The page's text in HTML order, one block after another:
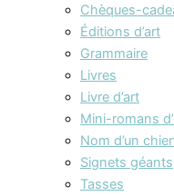
Chèques-
Éditions d’art
Grammaire
Livres
Livre d’art
Mini-romans
Nom d’un
Signets géants
Tasses